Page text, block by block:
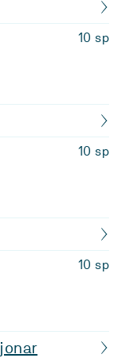
10 sp
10 sp
10 sp